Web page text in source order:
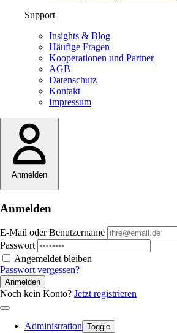
Support
Insights & Blog
Häufige Fragen
Kooperationen und Partner
AGB
Datenschutz
Kontakt
Impressum
Anmelden
Anmelden
E-Mail oder Benutzername
Passwort
Angemeldet bleiben
Passwort vergessen?
Anmelden
Noch kein Konto? Jetzt registrieren
Administration Toggle